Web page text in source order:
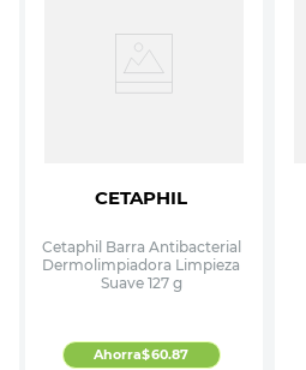
CETAPHIL
Cetaphil Barra Antibacterial
Dermolimpiadora Limpieza
Suave 127 g
Ahorra$60.87